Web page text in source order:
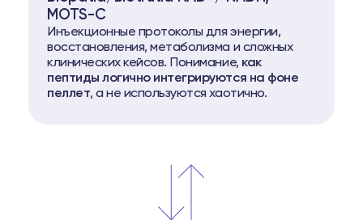
MOTS-C
Инъекционные протоколы для энергии,
восстановления, метаболизма и сложных
клинических кейсов. Понимание, как
пептиды логично интегрируются на фоне
пеллет, а не используются хаотично.